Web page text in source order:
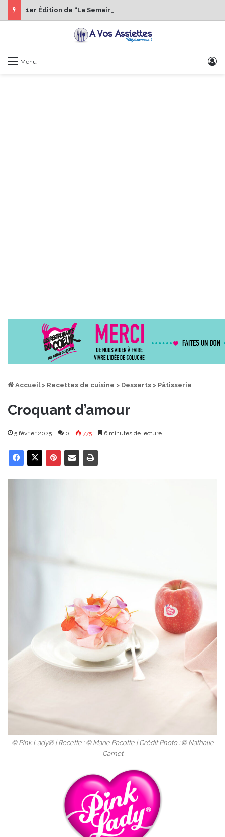
Menu
Accueil > Recettes de cuisine > Desserts > Pâtisserie
Croquant d’amour
5 février 2025 0 775 6 minutes de lecture
© Pink Lady® | Recette : © Marie Pacotte | Crédit Photo : © Nathalie
Carnet